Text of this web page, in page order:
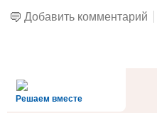
Добавить комментарий
Решаем вместе